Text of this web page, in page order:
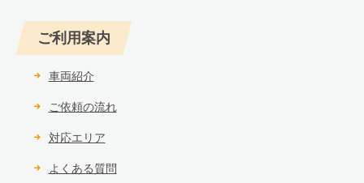
ご利用案内
車両紹介
ご依頼の流れ
対応エリア
よくある質問